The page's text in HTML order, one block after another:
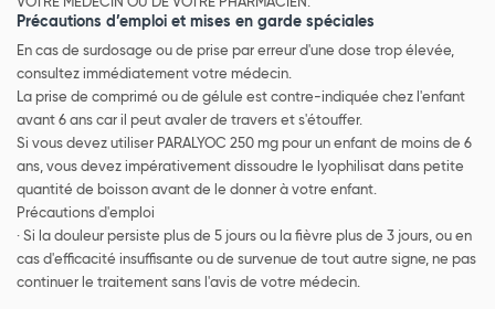
VOTRE MEDECIN OU DE VOTRE PHARMACIEN.
Précautions d’emploi et mises en garde spéciales
En cas de surdosage ou de prise par erreur d'une dose trop élevée,
consultez immédiatement votre médecin.
La prise de comprimé ou de gélule est contre-indiquée chez l'enfant
avant 6 ans car il peut avaler de travers et s'étouffer.
Si vous devez utiliser PARALYOC 250 mg pour un enfant de moins de 6
ans, vous devez impérativement dissoudre le lyophilisat dans petite
quantité de boisson avant de le donner à votre enfant.
Précautions d'emploi
· Si la douleur persiste plus de 5 jours ou la fièvre plus de 3 jours, ou en
cas d'efficacité insuffisante ou de survenue de tout autre signe, ne pas
continuer le traitement sans l'avis de votre médecin.